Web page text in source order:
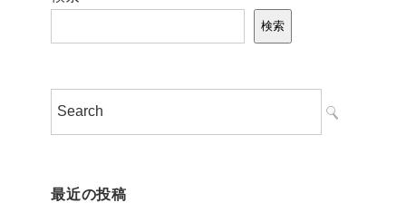
検索
最近の投稿